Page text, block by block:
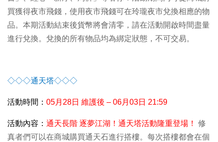
買獲得夜市飛錢，使用夜市飛錢可在玲瓏夜市兌換相應的物
品。本期活動結束後貨幣將會清零，請在活動開啟時間盡量
進行兌換。兌換的所有物品均為綁定狀態，不可交易。
◇◇◇通天塔◇◇◇
活動時間： 05月28日 維護後 – 06月03日 21:59
活動內容： 通天長階 逐夢江湖！通天塔活動隆重登場！
修
真者們可以在商城購買通天石進行搭樓。每次搭樓都會在個